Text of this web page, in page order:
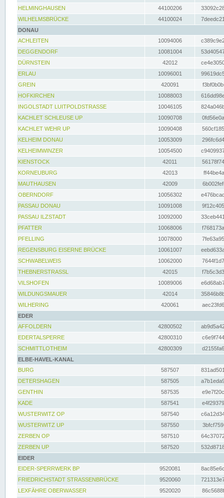
HELMINGHAUSEN
44100206
WILHELMSBRÜCKE
44100024
DONAU
ACHLEITEN
10094006
DEGGENDORF
10081004
DÜRNSTEIN
42012
ERLAU
10096001
GREIN
420091
HOFKIRCHEN
10088003
INGOLSTADT LUITPOLDSTRASSE
10046105
KACHLET SCHLEUSE UP
10090708
KACHLET WEHR UP
10090408
KELHEIM DONAU
10053009
KELHEIMWINZER
10054500
KIENSTOCK
42011
KORNEUBURG
42013
MAUTHAUSEN
42009
OBERNDORF
10056302
PASSAU DONAU
10091008
PASSAU ILZSTADT
10092000
PFATTER
10068006
PFELLING
10078000
REGENSBURG EISERNE BRÜCKE
10061007
SCHWABELWEIS
10062000
THEBNERSTRASSL
42015
VILSHOFEN
10089006
WILDUNGSMAUER
42014
WILHERING
420061
EDER
AFFOLDERN
42800502
EDERTALSPERRE
42800310
SCHMITTLOTHEIM
42800309
ELBE-HAVEL-KANAL
BURG
587507
DETERSHAGEN
587505
GENTHIN
587535
KADE
587541
WUSTERWITZ OP
587540
WUSTERWITZ UP
587550
ZERBEN OP
587510
ZERBEN UP
587520
EIDER
EIDER-SPERRWERK BP
9520081
FRIEDRICHSTADT STRASSENBRÜCKE
9520060
LEXFÄHRE OBERWASSER
9520020